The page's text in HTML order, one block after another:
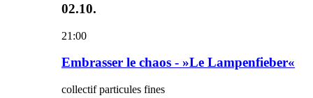
02.10.
21:00
Embrasser le chaos - »Le Lampenfieber«
collectif particules fines